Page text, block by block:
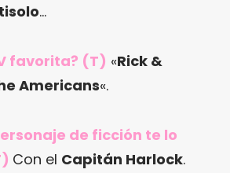
…
favorita? (T) «Rick &
Americans«.
de ficción te lo
Con el Capitán Harlock.